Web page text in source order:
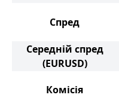
Спред
Середній спред
(EURUSD)
Комісія